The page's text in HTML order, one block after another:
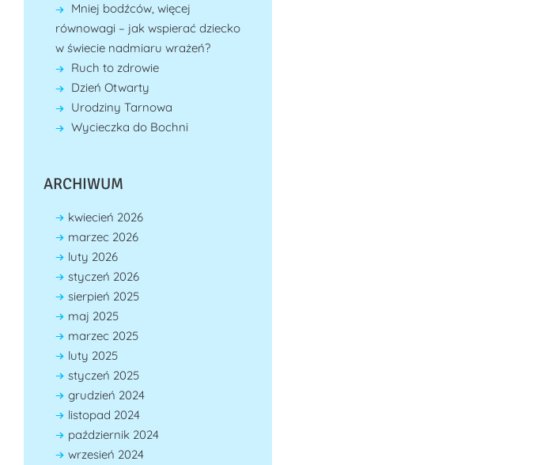
Mniej bodźców, więcej
równowagi – jak wspierać dziecko
w świecie nadmiaru wrażeń?
Ruch to zdrowie
Dzień Otwarty
Urodziny Tarnowa
Wycieczka do Bochni
ARCHIWUM
kwiecień 2026
marzec 2026
luty 2026
styczeń 2026
sierpień 2025
maj 2025
marzec 2025
luty 2025
styczeń 2025
grudzień 2024
listopad 2024
październik 2024
wrzesień 2024